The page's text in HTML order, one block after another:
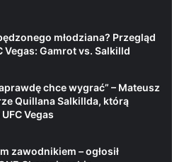
młodziana? Przegląd
Vegas: Gamrot vs. Salkilld
chce wygrać” – Mateusz
Quillana Salkillda, którą
Vegas
zawodnikiem – ogłosił